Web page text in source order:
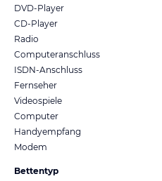
DVD-Player
CD-Player
Radio
Computeranschluss
ISDN-Anschluss
Fernseher
Videospiele
Computer
Handyempfang
Modem
Bettentyp